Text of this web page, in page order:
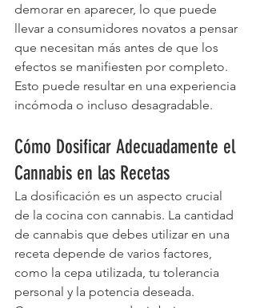
demorar en aparecer, lo que puede
llevar a consumidores novatos a pensar
que necesitan más antes de que los
efectos se manifiesten por completo.
Esto puede resultar en una experiencia
incómoda o incluso desagradable.
Cómo Dosificar Adecuadamente el
Cannabis en las Recetas
La dosificación es un aspecto crucial
de la cocina con cannabis. La cantidad
de cannabis que debes utilizar en una
receta depende de varios factores,
como la cepa utilizada, tu tolerancia
personal y la potencia deseada.